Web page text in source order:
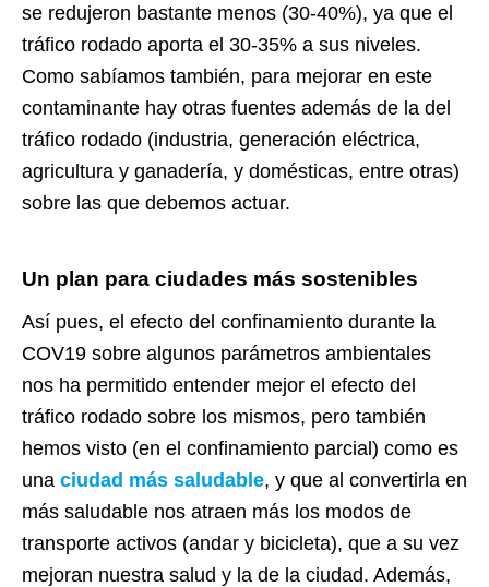
se redujeron bastante menos (30-40%), ya que el
tráfico rodado aporta el 30-35% a sus niveles.
Como sabíamos también, para mejorar en este
contaminante hay otras fuentes además de la del
tráfico rodado (industria, generación eléctrica,
agricultura y ganadería, y domésticas, entre otras)
sobre las que debemos actuar.
Un plan para ciudades más sostenibles
Así pues, el efecto del confinamiento durante la
COV19 sobre algunos parámetros ambientales
nos ha permitido entender mejor el efecto del
tráfico rodado sobre los mismos, pero también
hemos visto (en el confinamiento parcial) como es
una ciudad más saludable, y que al convertirla en
más saludable nos atraen más los modos de
transporte activos (andar y bicicleta), que a su vez
mejoran nuestra salud y la de la ciudad. Además,